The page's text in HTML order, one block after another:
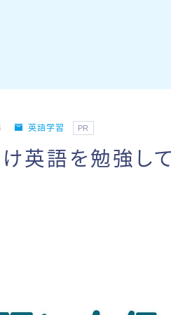
英語学習 PR
英語を勉強し